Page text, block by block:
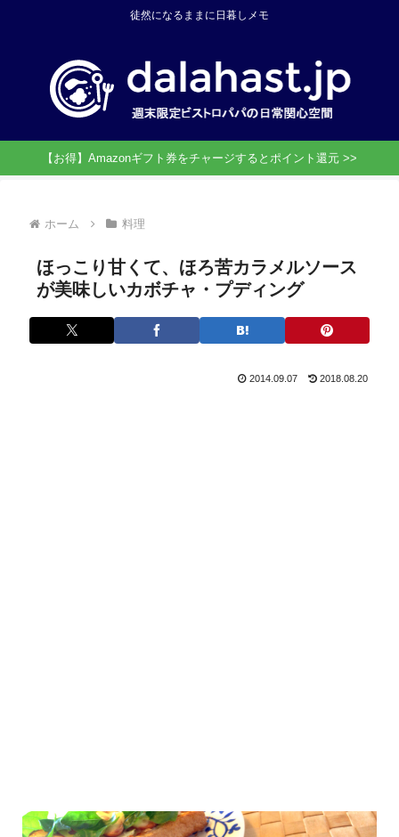
徒然になるままに日暮しメモ
【お得】Amazonギフト券をチャージするとポイント還元 >>
ホーム 料理
ほっこり甘くて、ほろ苦カラメルソース
が美味しいカボチャ・プディング
2014.09.07 2018.08.20